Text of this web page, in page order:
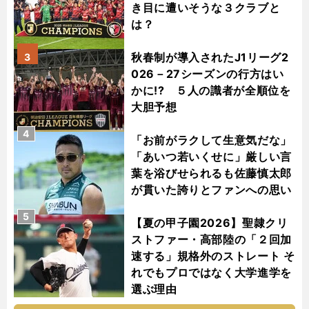
き目に遭いそうな３クラブと
は？
秋春制が導入されたJ1リーグ2
026－27シーズンの行方はい
かに!? ５人の識者が全順位を
大胆予想
3
「お前がラクして生意気だな」
「あいつ若いくせに」厳しい言
葉を浴びせられるも佐藤慎太郎
が貫いた誇りとファンへの思い
4
【夏の甲子園2026】聖隷クリ
ストファー・高部陸の「２回加
速する」規格外のストレート そ
れでもプロではなく大学進学を
選ぶ理由
5